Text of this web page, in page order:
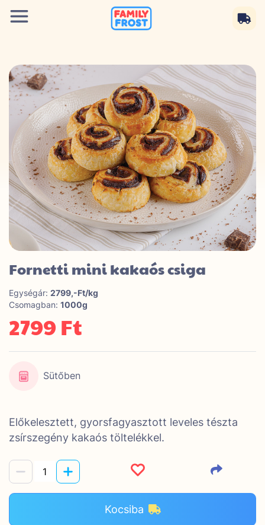
Fornetti mini kakaós csiga
Egységár: 2799,-Ft/kg
Csomagban: 1000g
2799 Ft
Sütőben
Előkelesztett, gyorsfagyasztott leveles tészta
zsírszegény kakaós töltelékkel.
Kocsiba